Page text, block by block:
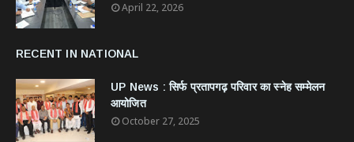
April 22, 2026
RECENT IN NATIONAL
UP News : सिर्फ प्रतापगढ़ परिवार का स्नेह सम्मेलन
आयोजित
October 27, 2025